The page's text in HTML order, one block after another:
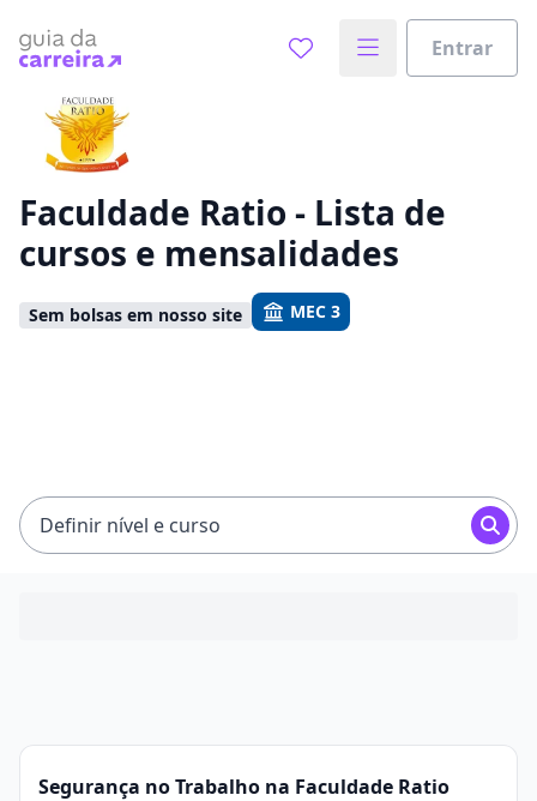
Entrar
Vamos te guiar no caminho ideal para seus estudos
Faculdade Ratio - Lista de
cursos e mensalidades
Sem bolsas em nosso site MEC 3
Definir nível e curso
Segurança no Trabalho na Faculdade Ratio